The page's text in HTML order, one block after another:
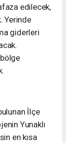
edilecek,
Yerinde
giderleri
İlçe
Yunaklı
en kısa